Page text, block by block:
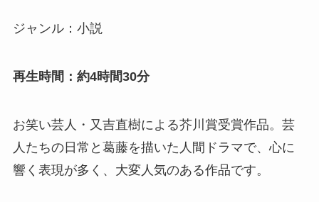
ジャンル：小説
再生時間：約4時間30分
お笑い芸人・又吉直樹による芥川賞受賞作品。芸
人たちの日常と葛藤を描いた人間ドラマで、心に
響く表現が多く、大変人気のある作品です。